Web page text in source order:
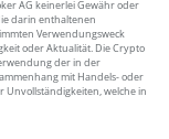
AG keinerlei Gewähr oder
darin enthaltenen
Verwendungsweck
oder Aktualität. Die Crypto
der in der
mit Handels- oder
Unvollständigkeiten, welche in